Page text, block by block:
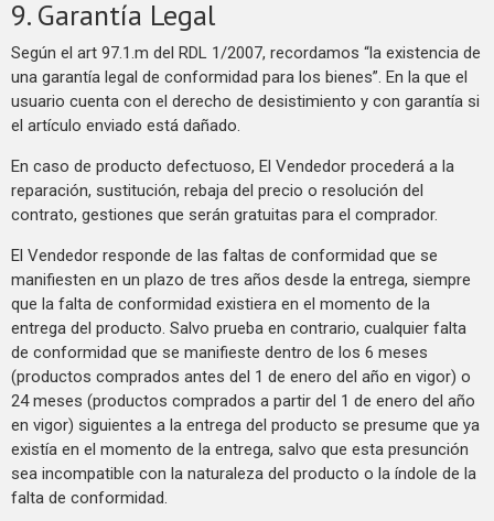
9. Garantía Legal
Según el art 97.1.m del RDL 1/2007, recordamos “la existencia de
una garantía legal de conformidad para los bienes”. En la que el
usuario cuenta con el derecho de desistimiento y con garantía si
el artículo enviado está dañado.
En caso de producto defectuoso, El Vendedor procederá a la
reparación, sustitución, rebaja del precio o resolución del
contrato, gestiones que serán gratuitas para el comprador.
El Vendedor responde de las faltas de conformidad que se
manifiesten en un plazo de tres años desde la entrega, siempre
que la falta de conformidad existiera en el momento de la
entrega del producto. Salvo prueba en contrario, cualquier falta
de conformidad que se manifieste dentro de los 6 meses
(productos comprados antes del 1 de enero del año en vigor) o
24 meses (productos comprados a partir del 1 de enero del año
en vigor) siguientes a la entrega del producto se presume que ya
existía en el momento de la entrega, salvo que esta presunción
sea incompatible con la naturaleza del producto o la índole de la
falta de conformidad.